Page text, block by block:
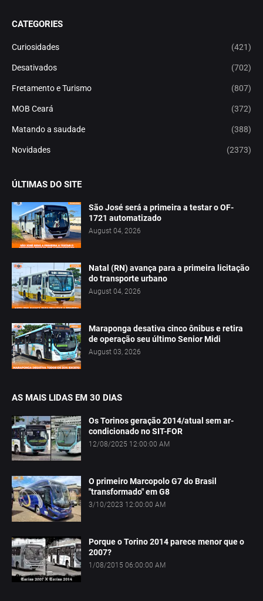
CATEGORIES
Curiosidades (421)
Desativados (702)
Fretamento e Turismo (807)
MOB Ceará (372)
Matando a saudade (388)
Novidades (2373)
ÚLTIMAS DO SITE
São José será a primeira a testar o OF-
1721 automatizado
August 04, 2026
Natal (RN) avança para a primeira licitação
do transporte urbano
August 04, 2026
Maraponga desativa cinco ônibus e retira
de operação seu último Senior Midi
August 03, 2026
AS MAIS LIDAS EM 30 DIAS
Os Torinos geração 2014/atual sem ar-
condicionado no SIT-FOR
12/08/2025 12:00:00 AM
O primeiro Marcopolo G7 do Brasil
"transformado" em G8
3/10/2023 12:00:00 AM
Porque o Torino 2014 parece menor que o
2007?
1/08/2015 06:00:00 AM